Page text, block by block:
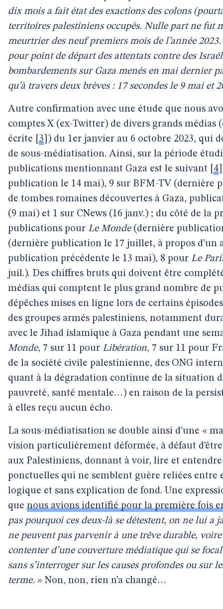
dix mois a fait état des exactions des colons
territoires palestiniens occupés. Nulle part ne fut
meurtrier des neuf premiers mois de l’année
pour point de départ des attentats contre des
bombardements sur Gaza menés en mai dernier
qu’à travers deux brèves : 17 secondes le 9 mai et
Autre confirmation avec une étude que nous
comptes X (ex-Twitter) de divers grands médias
écrite
3 ) du 1er janvier au 6 octobre 2023, qui
de sous-médiatisation. Ainsi, sur la période
publications mentionnant Gaza est le suivant 4
publication le 14 mai), 9 sur BFM-TV (dernière
de tombes romaines découvertes à Gaza,
(9 mai) et 1 sur CNews (16 janv.) ; du côté de la
publications pour Le Monde(dernière
(dernière publication le 17 juillet, à propos d’un
publication précédente le 13 mai), 8 pour Le
juil.). Des chiffres bruts qui doivent être
médias qui comptent le plus grand nombre de
dépêches mises en ligne lors de certains
des groupes armés palestiniens, notamment
avec le Jihad islamique à Gaza pendant une
Monde, 7 sur 11 pour Libération, 7 sur 11 pour
de la société civile palestinienne, des ONG
quant à la dégradation continue de la situation
pauvreté, santé mentale…) en raison de la
à elles reçu aucun écho.
La sous-médiatisation se double ainsi d’une «
vision particulièrement déformée, à défaut
aux Palestiniens, donnant à voir, lire et entendre
ponctuelles qui ne semblent guère reliées entre
logique et sans explication de fond. Une
que nous avions identifié pour la première fois
pas pourquoi ces deux-là se détestent, on ne lui a
ne peuvent pas parvenir à une trêve durable,
contenter d’une couverture médiatique qui se
sans s’interroger sur les causes profondes ou sur
terme. » Non, non, rien n’a changé…